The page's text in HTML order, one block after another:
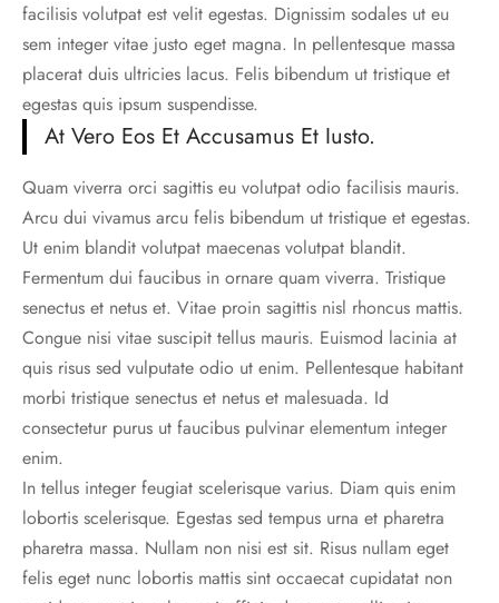
facilisis volutpat est velit egestas. Dignissim sodales ut eu
sem integer vitae justo eget magna. In pellentesque massa
placerat duis ultricies lacus. Felis bibendum ut tristique et
egestas quis ipsum suspendisse.
At Vero Eos Et Accusamus Et Iusto.
Quam viverra orci sagittis eu volutpat odio facilisis mauris.
Arcu dui vivamus arcu felis bibendum ut tristique et egestas.
Ut enim blandit volutpat maecenas volutpat blandit.
Fermentum dui faucibus in ornare quam viverra. Tristique
senectus et netus et. Vitae proin sagittis nisl rhoncus mattis.
Congue nisi vitae suscipit tellus mauris. Euismod lacinia at
quis risus sed vulputate odio ut enim. Pellentesque habitant
morbi tristique senectus et netus et malesuada. Id
consectetur purus ut faucibus pulvinar elementum integer
enim.
In tellus integer feugiat scelerisque varius. Diam quis enim
lobortis scelerisque. Egestas sed tempus urna et pharetra
pharetra massa. Nullam non nisi est sit. Risus nullam eget
felis eget nunc lobortis mattis sint occaecat cupidatat non